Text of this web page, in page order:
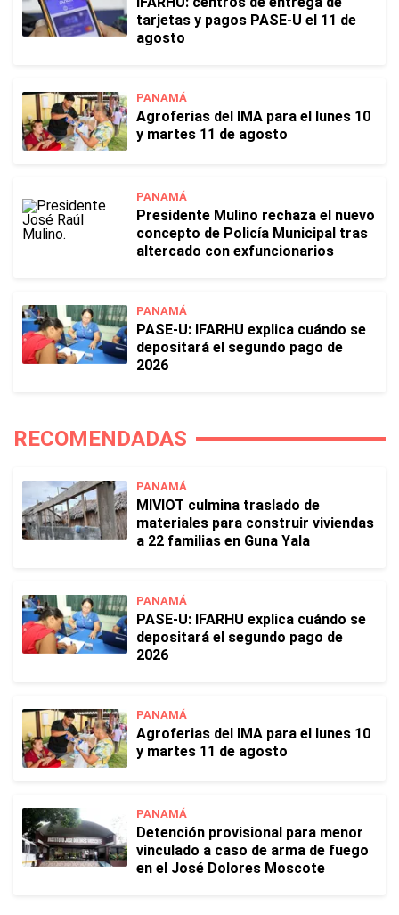
tarjetas y pagos PASE-U el 11 de
agosto
PANAMÁ
Agroferias del IMA para el lunes 10
y martes 11 de agosto
PANAMÁ
Presidente Mulino rechaza el nuevo
concepto de Policía Municipal tras
altercado con exfuncionarios
PANAMÁ
PASE-U: IFARHU explica cuándo se
depositará el segundo pago de
2026
RECOMENDADAS
PANAMÁ
MIVIOT culmina traslado de
materiales para construir viviendas
a 22 familias en Guna Yala
PANAMÁ
PASE-U: IFARHU explica cuándo se
depositará el segundo pago de
2026
PANAMÁ
Agroferias del IMA para el lunes 10
y martes 11 de agosto
PANAMÁ
Detención provisional para menor
vinculado a caso de arma de fuego
en el José Dolores Moscote